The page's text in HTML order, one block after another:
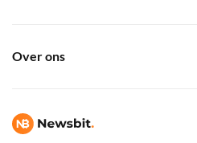
Over ons